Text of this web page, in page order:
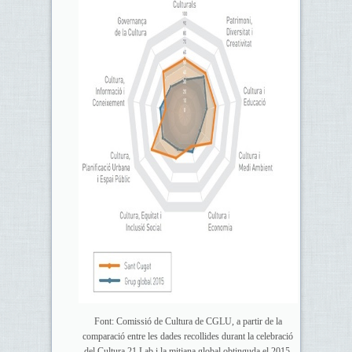
Font: Comissió de Cultura de CGLU, a partir de la
comparació entre les dades recollides durant la celebració